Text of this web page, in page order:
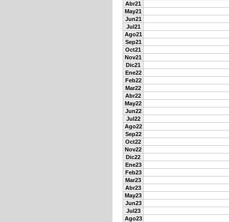
Abr21
May21
Jun21
Jul21
Ago21
Sep21
Oct21
Nov21
Dic21
Ene22
Feb22
Mar22
Abr22
May22
Jun22
Jul22
Ago22
Sep22
Oct22
Nov22
Dic22
Ene23
Feb23
Mar23
Abr23
May23
Jun23
Jul23
Ago23